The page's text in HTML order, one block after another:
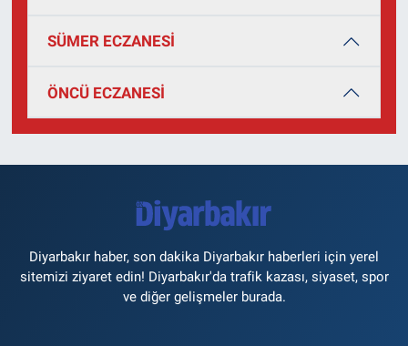
SÜMER ECZANESİ
ÖNCÜ ECZANESİ
Diyarbakır haber, son dakika Diyarbakır haberleri için yerel
sitemizi ziyaret edin! Diyarbakır'da trafik kazası, siyaset, spor
ve diğer gelişmeler burada.